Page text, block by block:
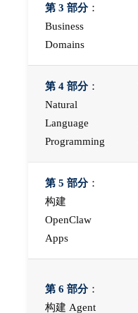
第 3 部分：
Business
Domains
第 4 部分：
Natural
Language
Programming
第 5 部分：
构建
OpenClaw
Apps
第 6 部分：
构建 Agent